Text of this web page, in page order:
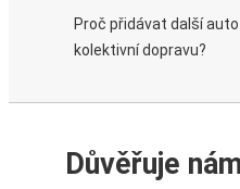
Proč přidávat další
kolektivní dopravu?
Důvěřuje